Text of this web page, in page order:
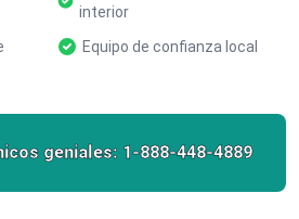
interior
Equipo de confianza local
geniales: 1-888-448-4889